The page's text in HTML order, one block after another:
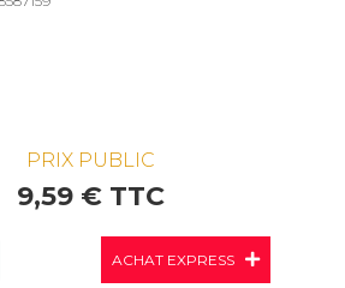
PRIX PUBLIC
9,59 € TTC
ACHAT EXPRESS